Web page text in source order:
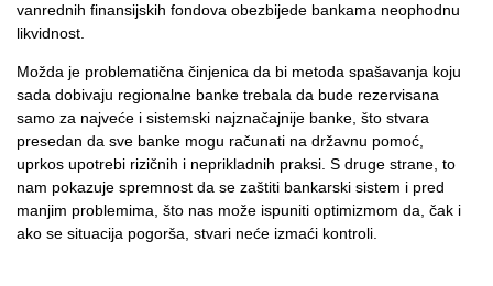
vanrednih finansijskih fondova obezbijede bankama neophodnu
likvidnost.
Možda je problematična činjenica da bi metoda spašavanja koju
sada dobivaju regionalne banke trebala da bude rezervisana
samo za najveće i sistemski najznačajnije banke, što stvara
presedan da sve banke mogu računati na državnu pomoć,
uprkos upotrebi rizičnih i neprikladnih praksi. S druge strane, to
nam pokazuje spremnost da se zaštiti bankarski sistem i pred
manjim problemima, što nas može ispuniti optimizmom da, čak i
ako se situacija pogorša, stvari neće izmaći kontroli.